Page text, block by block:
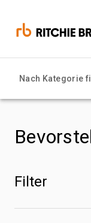
Nach Kategorie
Filter